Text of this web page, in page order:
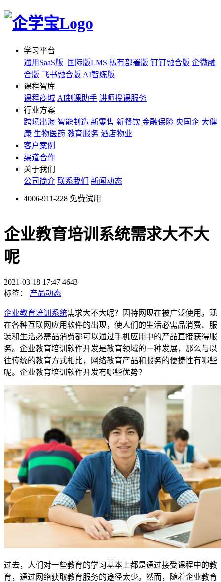
学习平台
通用SaaS版
国际版LMS 私有部署版 钉钉融合版 企微融
合版 飞书融合版 AI智练版
课程智库
课程商城 AI制课助手 讲师授课服务
行业方案
跨境出海 智能制造 新零售 新餐饮 金融保险 央国企 大健
康 生物医药 教育服务 酒店物业
客户案例
渠道合作
关于我们
公司简介 联系我们 新闻动态
4006-911-228 免费试用
企业教育培训系统需求大不大
呢
2021-03-18 17:47 4643
标签：
产品动态
企业教育培训系统需求大不大呢？因特网现在被广泛使用。现
在各种互联网应用软件的出现，使人们的生活必需品消费、服
装和生活必需品消费都可以通过手机应用中的产品直接获得服
务。企业教育培训软件开发是教育领域的一种发展，那么与以
往传统的教育方式相比，网络教育产品和服务的便捷性有哪些
呢。企业教育培训软件开发有哪些优势？
过去，人们对一些教育的学习基本上都是通过接受课程中的教
育，通过网络获取教育服务的途径太少。然而，随着企业教育